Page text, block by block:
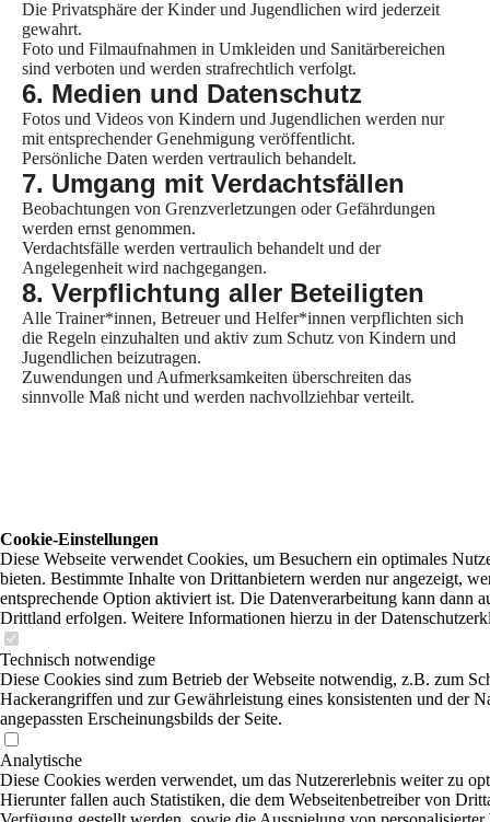
Die Privatsphäre der Kinder und Jugendlichen wird jederzeit
gewahrt.
Foto und Filmaufnahmen in Umkleiden und Sanitärbereichen
sind verboten und werden strafrechtlich verfolgt.
6. Medien und Datenschutz
Fotos und Videos von Kindern und Jugendlichen werden nur
mit entsprechender Genehmigung veröffentlicht.
Persönliche Daten werden vertraulich behandelt.
7. Umgang mit Verdachtsfällen
Beobachtungen von Grenzverletzungen oder Gefährdungen
werden ernst genommen.
Verdachtsfälle werden vertraulich behandelt und der
Angelegenheit wird nachgegangen.
8. Verpflichtung aller Beteiligten
Alle Trainer*innen, Betreuer und Helfer*innen verpflichten sich
die Regeln einzuhalten und aktiv zum Schutz von Kindern und
Jugendlichen beizutragen.
Zuwendungen und Aufmerksamkeiten überschreiten das
sinnvolle Maß nicht und werden nachvollziehbar verteilt.
Cookie-Einstellungen
Diese Webseite verwendet Cookies, um Besuchern ein optimales
bieten. Bestimmte Inhalte von Drittanbietern werden nur angezeigt,
entsprechende Option aktiviert ist. Die Datenverarbeitung kann dann
Drittland erfolgen. Weitere Informationen hierzu in der
Technisch notwendige
Diese Cookies sind zum Betrieb der Webseite notwendig, z.B. zum
Hackerangriffen und zur Gewährleistung eines konsistenten und der
angepassten Erscheinungsbilds der Seite.
Analytische
Diese Cookies werden verwendet, um das Nutzererlebnis weiter zu
Hierunter fallen auch Statistiken, die dem Webseitenbetreiber von